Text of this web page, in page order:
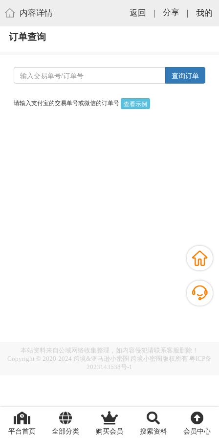
内容详情 返回 | 分享 | 我的
订单查询
本站资料来自公域网络收集整理，如内容侵犯请联系客服删除！
Copyright © 2020-2024 跨境&亚马逊小密圈 跨境小密圈版权所有 粤ICP备
2023143538号-1
平台首页 全部分类 购买会员 搜索资料 会员中心